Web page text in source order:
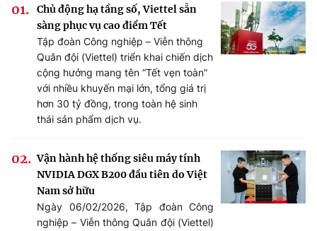
Chủ động hạ tầng số, Viettel sẵn
sàng phục vụ cao điểm Tết
Tập đoàn Công nghiệp – Viễn thông
Quân đội (Viettel) triển khai chiến dịch
cộng hưởng mang tên “Tết vẹn toàn”
với nhiều khuyến mại lớn, tổng giá trị
hơn 30 tỷ đồng, trong toàn hệ sinh
thái sản phẩm dịch vụ.
Vận hành hệ thống siêu máy tính
NVIDIA DGX B200 đầu tiên do Việt
Nam sở hữu
Ngày 06/02/2026, Tập đoàn Công
nghiệp – Viễn thông Quân đội (Viettel)